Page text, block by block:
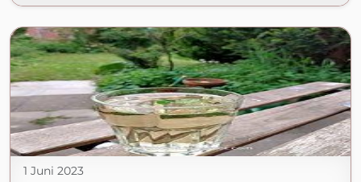
1 Juni 2023